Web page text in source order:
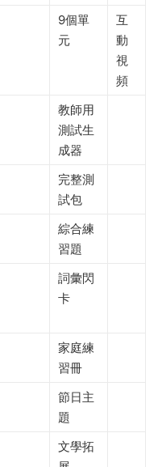
9個單
元
互
動
視
頻
教師用
測試生
成器
完整測
試包
綜合練
習題
詞彙閃
卡
家庭練
習冊
節日主
題
文學拓